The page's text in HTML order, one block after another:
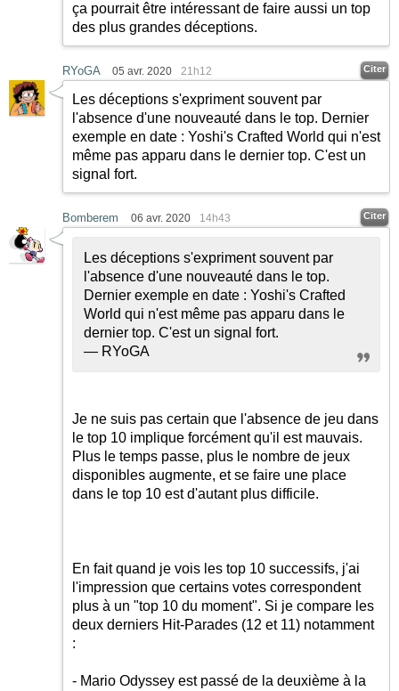
ça pourrait être intéressant de faire aussi un top
des plus grandes déceptions.
RYoGA 05 avr. 2020 21h12 Citer
Les déceptions s'expriment souvent par
l'absence d'une nouveauté dans le top. Dernier
exemple en date : Yoshi's Crafted World qui n'est
même pas apparu dans le dernier top. C'est un
signal fort.
Bomberem 06 avr. 2020 14h43 Citer
Les déceptions s'expriment souvent par
l'absence d'une nouveauté dans le top.
Dernier exemple en date : Yoshi's Crafted
World qui n'est même pas apparu dans le
dernier top. C'est un signal fort.
— RYoGA
Je ne suis pas certain que l'absence de jeu dans
le top 10 implique forcément qu'il est mauvais.
Plus le temps passe, plus le nombre de jeux
disponibles augmente, et se faire une place
dans le top 10 est d'autant plus difficile.
En fait quand je vois les top 10 successifs, j'ai
l'impression que certains votes correspondent
plus à un "top 10 du moment". Si je compare les
deux derniers Hit-Parades (12 et 11) notamment
:
- Mario Odyssey est passé de la deuxième à la